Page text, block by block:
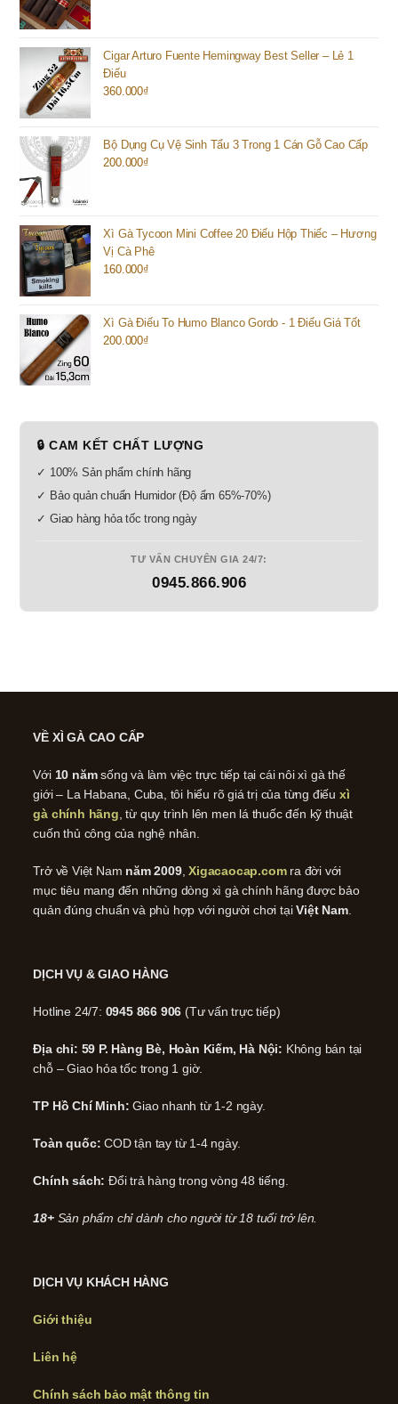
Cigar Arturo Fuente Hemingway Best Seller – Lẻ 1
Điếu
360.000₫
Bộ Dụng Cụ Vệ Sinh Tẩu 3 Trong 1 Cán Gỗ Cao Cấp
200.000₫
Xì Gà Tycoon Mini Coffee 20 Điếu Hộp Thiếc – Hương
Vị Cà Phê
160.000₫
Xì Gà Điếu To Humo Blanco Gordo - 1 Điếu Giá Tốt
200.000₫
🔒 CAM KẾT CHẤT LƯỢNG
✓ 100% Sản phẩm chính hãng
✓ Bảo quản chuẩn Humidor (Độ ẩm 65%-70%)
✓ Giao hàng hỏa tốc trong ngày
TƯ VẤN CHUYÊN GIA 24/7:
0945.866.906
VỀ XÌ GÀ CAO CẤP
Với 10 nămsống và làm việc trực tiếp tại cái nôi xì gà thế
giới – La Habana, Cuba, tôi hiểu rõ giá trị của từng điếu xì
gà chính hãng , từ quy trình lên men lá thuốc đến kỹ thuật
cuốn thủ công của nghệ nhân.
Trở về Việt Nam năm 2009,Xigacaocap.comra đời với
mục tiêu mang đến những dòng xì gà chính hãng được bảo
quản đúng chuẩn và phù hợp với người chơi tạiViệt Nam.
DỊCH VỤ & GIAO HÀNG
Hotline 24/7: 0945 866 906 (Tư vấn trực tiếp)
Địa chỉ: 59 P. Hàng Bè, Hoàn Kiếm, Hà Nội: Không bán tại
chỗ – Giao hỏa tốc trong 1 giờ.
TP Hồ Chí Minh: Giao nhanh từ 1-2 ngày.
Toàn quốc: COD tận tay từ 1-4 ngày.
Chính sách: Đổi trả hàng trong vòng 48 tiếng.
18+ Sản phẩm chỉ dành cho người từ 18 tuổi trở lên.
DỊCH VỤ KHÁCH HÀNG
Giới thiệu
Liên hệ
Chính sách bảo mật thông tin